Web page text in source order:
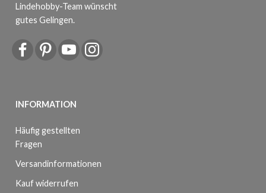
Lindehobby-Team wünscht
gutes Gelingen.
INFORMATION
Häufig gestellten
Fragen
Versandinformationen
Kauf widerrufen